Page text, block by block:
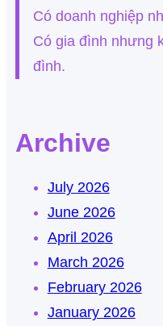
Có doanh nghiệp
Có gia đình nhưng
đình.
Archive
July 2026
June 2026
April 2026
March 2026
February 2026
January 2026